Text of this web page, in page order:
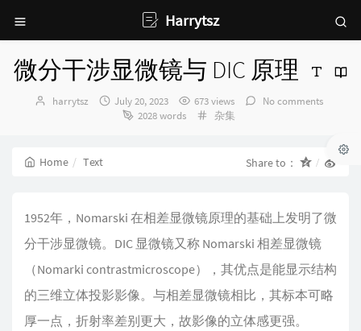
Harrytsz
微分干涉显微镜与 DIC 原理
Author：
harrytsz
发
布
July 20, 2023 673 views
No comments
2028 words
Categories：
杂集
Home Text Share to：
1952年，Nomarski 在相差显微镜原理的基础上发明了微
分干涉显微镜。DIC 显微镜又称 Nomarski 相差显微镜
（Nomarki contrastmicroscope），其优点是能显示结构
的三维立体投影影像。与相差显微镜相比，其标本可略
厚一点，折射率差别更大，故影像的立体感更强。